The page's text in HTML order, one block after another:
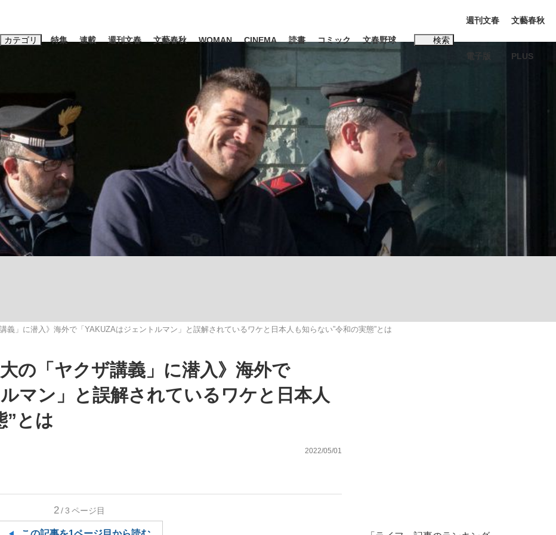
カテゴリ
ビジネス
初めて明かした日本代表監督に... 「最悪の空気のまま解散」WBC日本代表“敗戦”の真実 選手が明かす...
ャパン選手が証言した“NPB聞... 「クマが悪者扱いされているのが悲しい」『北の国から』倉本聰氏（91...
」サッカー日本代表・森保一監督...
特集
観る将棋、読む将棋
連載 週刊文春 文藝春秋 WOMAN CINEMA 読書 コミック 文春野球 検索
キーワードタグ一覧
#三山凌輝 #高市早苗 #森岡毅 #城彰二 #内田有紀
#松田聖子
#亀和田武
週刊文春
電子版
文藝春秋
PLUS
義」に潜入》海外で「YAKUZAはジェントルマン」と誤解されているワケと日本人も知らない”令和の実態”とは
の「ヤクザ講義」に潜入》海外で
マン」と誤解されているワケと日本人
”とは
2022/05/01
2/3 ページ目